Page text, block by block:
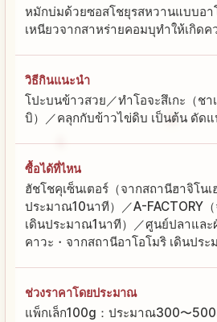
หมักบ่มด้วยซอสโชยุรสหวานแบบอา
เหนียวจากสาหร่ายคอมบุทำให้เกิด
วิธีกินแนะนำ
โปะบนข้าวสวย／ทำโอจะสึเกะ（ช
บิ）／คลุกกับข้าวไข่ดิบ เป็นต้น ดัด
ซื้อได้ที่ไหน
ฮัชโชคุเซ็นเตอร์（จากสถานีฮาจิโนเ
ประมาณ10นาที）／A-FACTORY
เดินประมาณ1นาที）／ศูนย์ปลาแล
คาวะ・จากสถานีอาโอโมริ เดินประ
ช่วงราคาโดยประมาณ
แพ็กเล็ก100g：ประมาณ300〜